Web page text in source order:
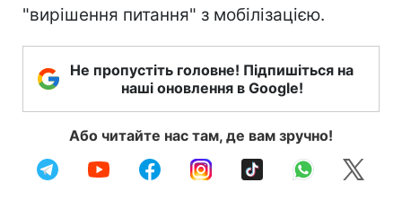
"вирішення питання" з мобілізацією.
Не пропустіть головне! Підпишіться на
наші оновлення в Google!
Або читайте нас там, де вам зручно!